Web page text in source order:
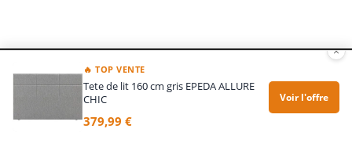
×
🔥 TOP VENTE
Tete de lit 160 cm gris EPEDA ALLURE
CHIC
379,99 €
Voir l'offre